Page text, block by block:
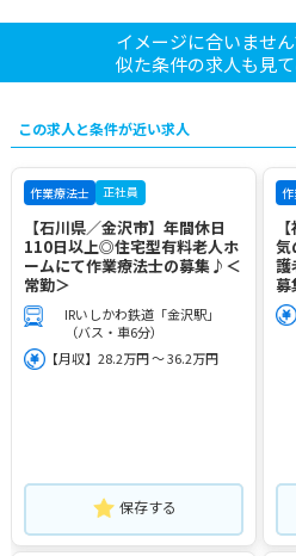
イメージに合いませ
似た条件の求人も見
この求人と条件が近い求人
作業療法士 正社員
【石川県／金沢市】年間休日
110日以上◎住宅型有料老人ホ
ームにて作業療法士の募集♪＜
常勤＞
IRいしかわ鉄道「金沢駅」
（バス・車6分）
【月収】28.2万円 ～ 36.2万円
保存する
気
護
募